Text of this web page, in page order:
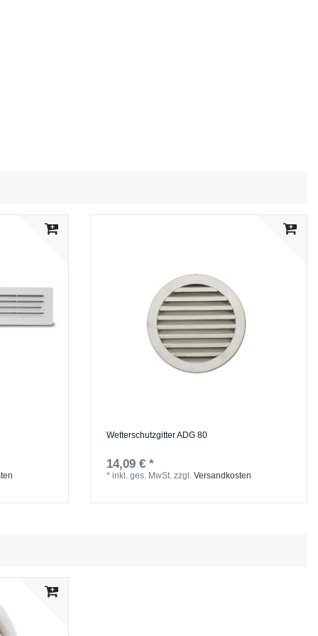
Wetterschutzgitter ADG 80
14,09 € *
*inkl. ges. MwSt. zzgl.Versandkosten